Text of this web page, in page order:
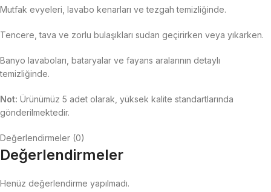
Mutfak evyeleri, lavabo kenarları ve tezgah temizliğinde.
Tencere, tava ve zorlu bulaşıkları sudan geçirirken veya yıkarken.
Banyo lavaboları, bataryalar ve fayans aralarının detaylı
temizliğinde.
Not: Ürünümüz 5 adet olarak, yüksek kalite standartlarında
gönderilmektedir.
Değerlendirmeler (0)
Değerlendirmeler
Henüz değerlendirme yapılmadı.